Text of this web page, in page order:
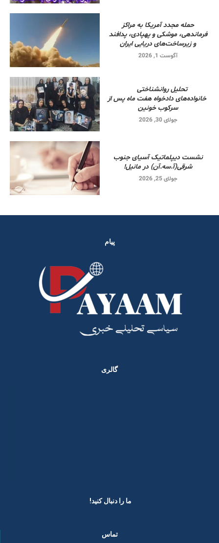
حمله مجدد آمریکا به مراکز
فرماندهی، موشکی و پهپادی، پدافند
و زیرساخت‌های دریایی ایران
آگوست 1, 2026
تحلیل روانشناختی
خانواده‌های دادخواه هفت ماه پس از
سرکوب خونین
جولای 30, 2026
نشست دیپلماتیک آسیای جنوب
شرقی‌(آ.سه.آن) در مانیل!
جولای 25, 2026
پیام
گالری
ما را دنبال کنید! ​
تماس